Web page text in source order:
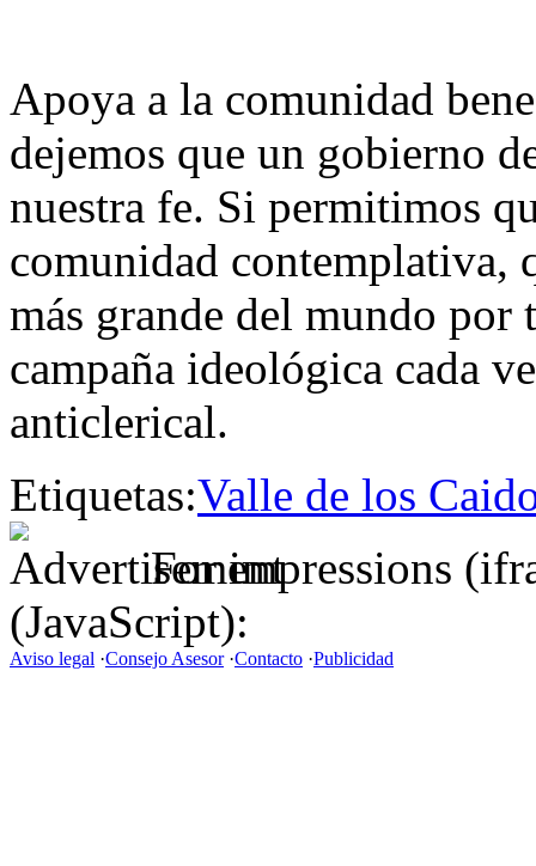
Apoya a la comunidad
dejemos que un gobierno
nuestra fe. Si permitimos
comunidad contemplativa,
más grande del mundo por
campaña ideológica cada
anticlerical.
Etiquetas:Valle de los
For impressions
(JavaScript):
Aviso legal ·Consejo Asesor·Contacto ·Publicidad